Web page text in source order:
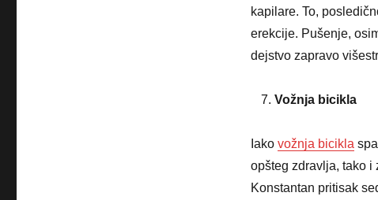
kapilare. To,
erekcije. Pušenje,
dejstvo zapravo
Vožnja bicikla
Iako vožnja bicikla
opšteg zdravlja, tako i
Konstantan pritisak